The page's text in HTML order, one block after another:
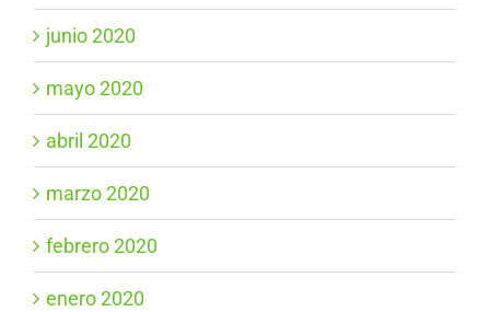
junio 2020
mayo 2020
abril 2020
marzo 2020
febrero 2020
enero 2020